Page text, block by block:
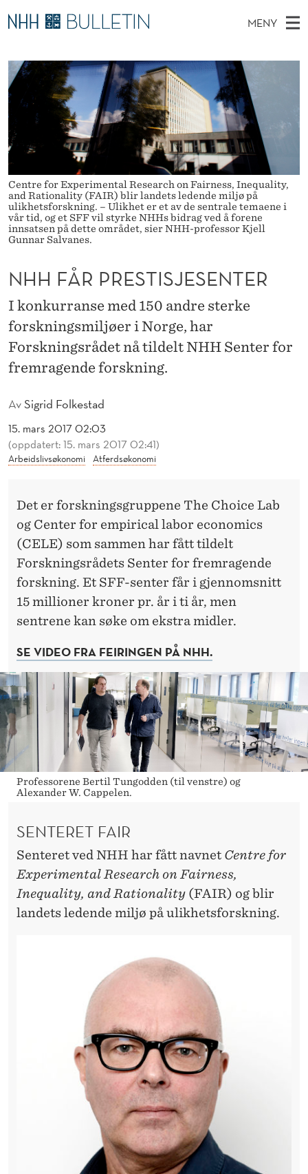
N
H
H
F
Å
R
P
R
E
S
T
S
E
E
N
T
MENY
O
V
E
D
M
E
N
Y
Ø
N
E
T
S
T
E
D
E
T
Stipendiater og nye forskerprofiler
Disputaser
Ekspertutvalg
Om Bulletin
Centre for Experimental Research on Fairness, Inequality,
and Rationality (FAIR) blir landets ledende miljø på
ulikhetsforskning. – Ulikhet er et av de sentrale temaene i
vår tid, og et SFF vil styrke NHHs bidrag ved å forene
innsatsen på dette området, sier NHH-professor Kjell
Gunnar Salvanes.
AvSigrid Folkestad
15. mars 2017 02:03
(oppdatert: 15. mars 2017 02:41)
Arbeidslivsøkonomi Atferdsøkonomi
NHH FÅR PRESTISJESENTER
I konkurranse med 150 andre sterke
forskningsmiljøer i Norge, har
Forskningsrådet nå tildelt NHH Senter for
fremragende forskning.
Det er forskningsgruppene The Choice Lab
og Center for empirical labor economics
(CELE) som sammen har fått tildelt
Forskningsrådets Senter for fremragende
forskning. Et SFF-senter får i gjennomsnitt
15 millioner kroner pr. år i ti år, men
sentrene kan søke om ekstra midler.
SE VIDEO FRA FEIRINGEN PÅ NHH.
Professorene Bertil Tungodden (til venstre) og
Alexander W. Cappelen.
SENTERET FAIR
Senteret ved NHH har fått navnet Centre for
Experimental Research on Fairness,
Inequality, and Rationality (FAIR) og blir
landets ledende miljø på ulikhetsforskning.